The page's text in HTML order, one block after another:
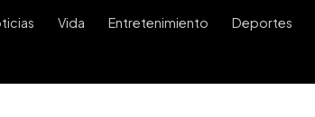
Vida Entretenimiento Deportes